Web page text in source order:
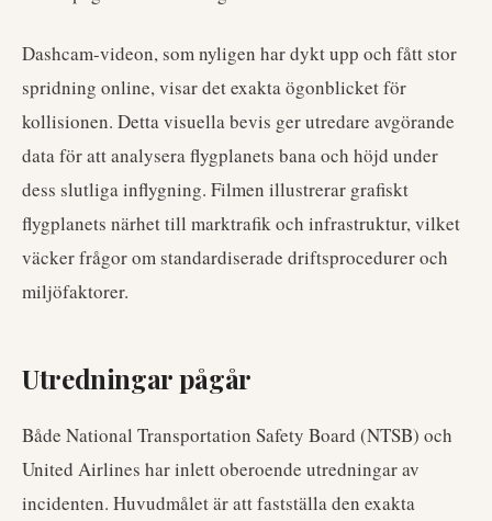
Dashcam-videon, som nyligen har dykt upp och fått stor
spridning online, visar det exakta ögonblicket för
kollisionen. Detta visuella bevis ger utredare avgörande
data för att analysera flygplanets bana och höjd under
dess slutliga inflygning. Filmen illustrerar grafiskt
flygplanets närhet till marktrafik och infrastruktur, vilket
väcker frågor om standardiserade driftsprocedurer och
miljöfaktorer.
Utredningar pågår
Både National Transportation Safety Board (NTSB) och
United Airlines har inlett oberoende utredningar av
incidenten. Huvudmålet är att fastställa den exakta